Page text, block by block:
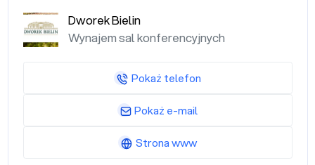
Dworek Bielin
Wynajem sal konferencyjnych
Pokaż telefon
Pokaż e-mail
Strona www